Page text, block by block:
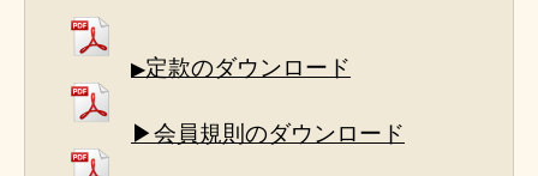
▶定款のダウンロード
▶会員規則のダウンロード